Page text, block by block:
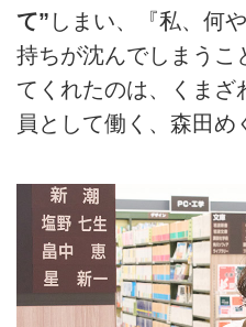
て” しまい、『私、何
持ちが沈んでしまうこ
てくれたのは、くまざ
員として働く、森田め